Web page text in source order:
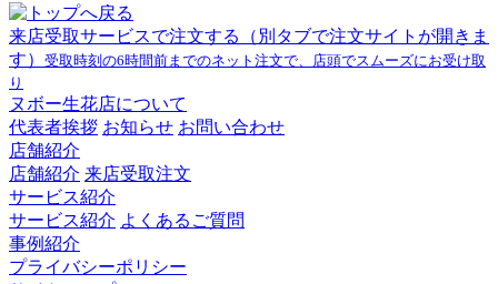
来店受取サービスで注文する
（別タブで注文サイトが開きま
す） 受取時刻の6時間前までのネット注文で、店頭でスムーズにお受け取
り
ヌボー生花店について
代表者挨拶 お知らせ お問い合わせ
店舗紹介
店舗紹介 来店受取注文
サービス紹介
サービス紹介 よくあるご質問
事例紹介
プライバシーポリシー